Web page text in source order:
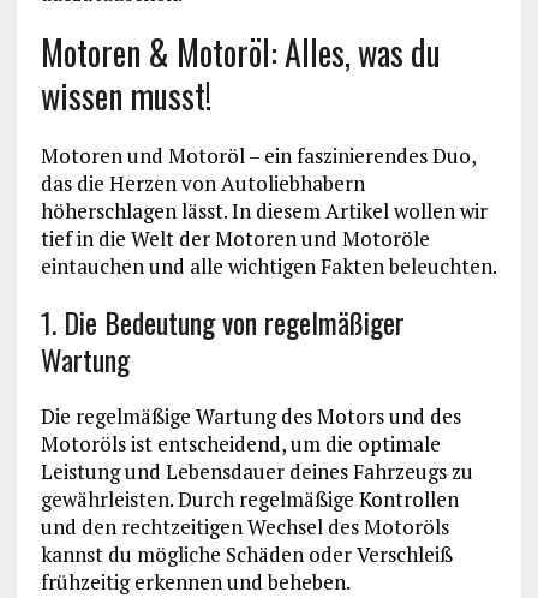
Motoren & Motoröl: Alles, was du
wissen musst!
Motoren und Motoröl – ein faszinierendes Duo,
das die Herzen von Autoliebhabern
höherschlagen lässt. In diesem Artikel wollen wir
tief in die Welt der Motoren und Motoröle
eintauchen und alle wichtigen Fakten beleuchten.
1. Die Bedeutung von regelmäßiger
Wartung
Die regelmäßige Wartung des Motors und des
Motoröls ist entscheidend, um die optimale
Leistung und Lebensdauer deines Fahrzeugs zu
gewährleisten. Durch regelmäßige Kontrollen
und den rechtzeitigen Wechsel des Motoröls
kannst du mögliche Schäden oder Verschleiß
frühzeitig erkennen und beheben.